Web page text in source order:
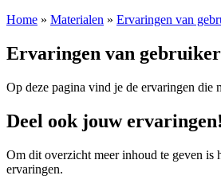
Home » Materialen » Ervaringen van
Ervaringen van
Op deze pagina vind je de ervaringen die
Deel ook jouw ervaringen!
Om dit overzicht meer inhoud te geven is
ervaringen.